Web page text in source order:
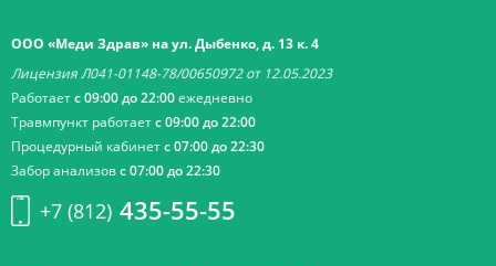
ООО «Меди Здрав» на ул. Дыбенко, д. 13 к. 4
Лицензия Л041-01148-78/00650972 от 12.05.2023
Работаетс 09:00 до 22:00ежедневно
Травмпункт работаетс 09:00 до 22:00
Процедурный кабинетс 07:00 до 22:30
Забор анализовс 07:00 до 22:30
+7 (812) 435-55-55